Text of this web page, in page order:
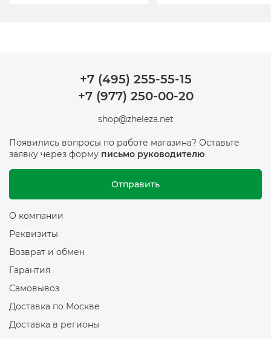
+7 (495) 255-55-15
+7 (977) 250-00-20
shop@zheleza.net
Появились вопросы по работе магазина? Оставьте
заявку через форму письмо руководителю
Отправить
О компании
Реквизиты
Возврат и обмен
Гарантия
Самовывоз
Доставка по Москве
Доставка в регионы